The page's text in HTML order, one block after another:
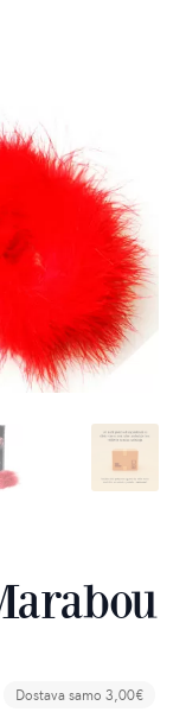
Dostava samo 3,00€